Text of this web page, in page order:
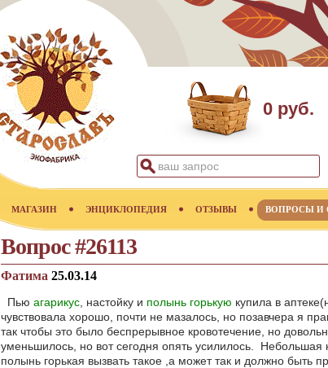
0 руб.
МАГАЗИН ЭНЦИКЛОПЕДИЯ ОТЗЫВЫ ВОПРОСЫ И
Вопрос #26113
Фатима 25.03.14
Пью агарикус , настойку и полынь горькую купила в
чувствовала хорошо, почти не мазалось, но позавчера я
так чтобы это было беспрерывное кровотечение, но
уменьшилось, но вот сегодня опять усилилось.
полынь горькая вызвать такое ,а может так и должно